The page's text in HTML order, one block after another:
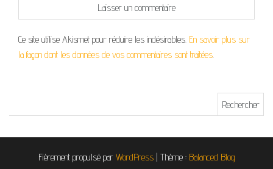
Ce site utilise Akismet pour réduire les indésirables. En savoir plus sur
la façon dont les données de vos commentaires sont traitées.
Fièrement propulsé par WordPress | Thème : Balanced Blog